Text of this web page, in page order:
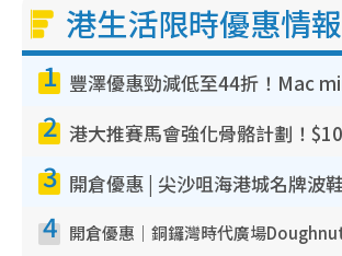
港生活限時優惠情報
1
2
3
4